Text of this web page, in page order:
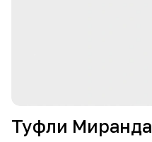
Туфли Миранда